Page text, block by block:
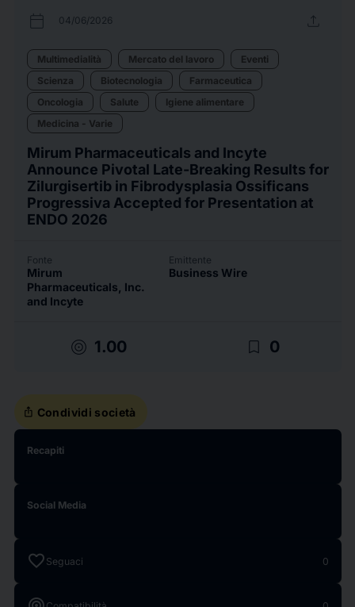
calendar_today 04/06/2026 upload
Multimedialità Mercato del lavoro
Eventi
Scienza
Biotecnologia
Farmaceutica
Oncologia
Salute
Igiene alimentare
Medicina - Varie
Mirum Pharmaceuticals and Incyte
Announce Pivotal Late-Breaking Results for
Zilurgisertib in Fibrodysplasia Ossificans
Progressiva Accepted for Presentation at
ENDO 2026
Fonte
Mirum
Pharmaceuticals, Inc.
and Incyte
Emittente
Business Wire
target 1.00 bookmark_border 0
ios_share Condividi società
Recapiti
Social Media
favorite Seguaci 0